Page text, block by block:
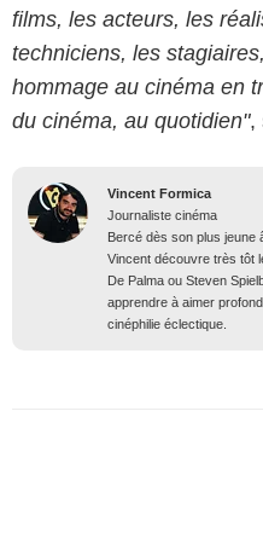
films, les acteurs, les
techniciens, les
hommage au cinéma en
du cinéma, au quotidien",
Vincent Formica
Journaliste cinéma
Bercé dès son plus jeune
Vincent découvre très tôt
De Palma ou Steven
apprendre à aimer
cinéphilie éclectique.